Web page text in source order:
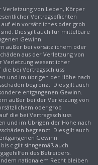
von Leben, Körper
Vertragspflichten
ein vorsätzliches oder grob
Dies gilt auch für mittelbare
Gewinn.
außer bei vorsätzlichem oder
aus der Verletzung von
Verletzung wesentlicher
bei Vertragsschluss
und im übrigen der Höhe nach
begrenzt. Dies gilt auch
entgangenen Gewinn.
außer bei der Verletzung von
oder grob
die bei Vertragsschluss
und im Übrigen der Höhe nach
begrenzt. Dies gilt auch
Gewinn.
c gilt sinngemäß auch
des Betreibers.
nationalem Recht bleiben